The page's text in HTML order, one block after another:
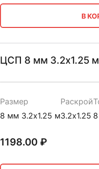
В
ЦСП 8 мм 3.2х1.25 м
Размер
8 мм 3.2х1.25 м
Раскрой
3.2х1.25 8
1198.00₽